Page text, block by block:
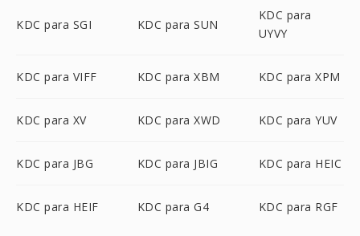
KDC para SGI KDC para SUN
KDC para
UYVY
KDC para VIFF KDC para XBM KDC para XPM
KDC para XV KDC para XWD KDC para YUV
KDC para JBG KDC para JBIG KDC para HEIC
KDC para HEIF KDC para G4 KDC para RGF